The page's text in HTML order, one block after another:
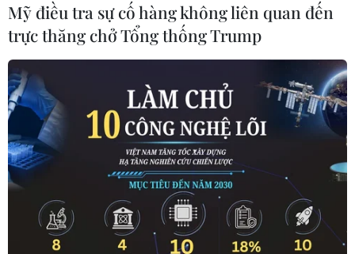
Mỹ điều tra sự cố hàng không liên quan đến
trực thăng chở Tổng thống Trump